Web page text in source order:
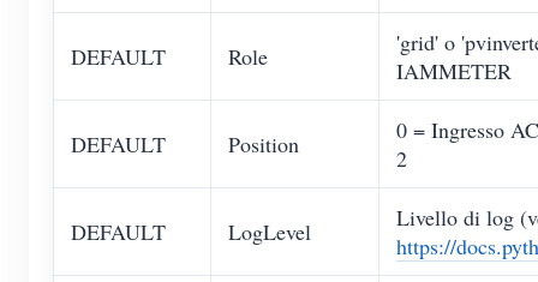
DEFAULT Role
'grid' o
IAMMETER
DEFAULT Position
0 = Ingresso
2
DEFAULT LogLevel
Livello di log
https://